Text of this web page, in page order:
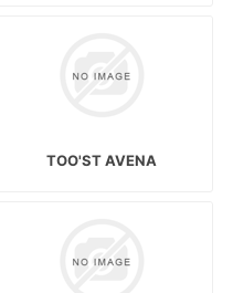
TOO'ST AVENA